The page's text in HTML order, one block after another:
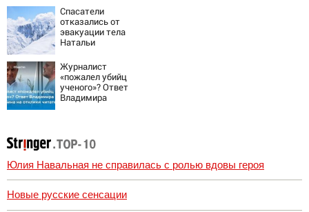
личная жизнь, как
относится к
России и Украине,
прогноз на
выборы
Франции 2027,
последние
новости
Спасатели
отказались от
эвакуации тела
Натальи
семитысячника
Журналист
«пожалел убийц
ученого»? Ответ
Владимира
Юлия Навальная не справилась с ролью вдовы героя
Новые русские сенсации